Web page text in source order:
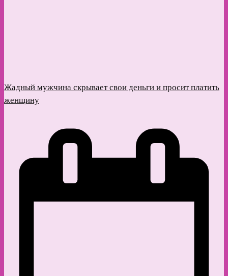
Жадный мужчина скрывает свои деньги и просит платить
женщину